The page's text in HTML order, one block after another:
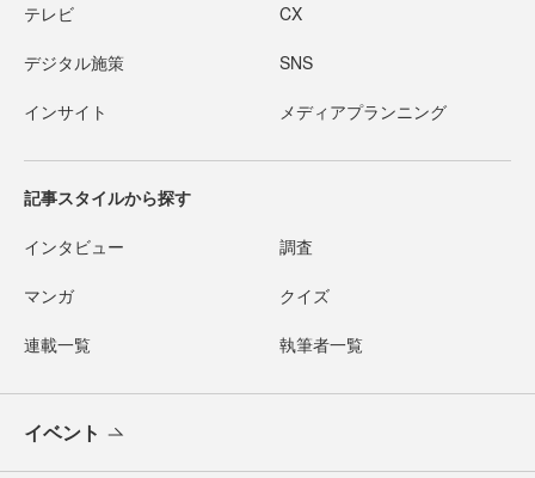
テレビ CX
デジタル施策 SNS
インサイト メディアプランニング
記事スタイルから探す
インタビュー 調査
マンガ クイズ
連載一覧 執筆者一覧
イベント